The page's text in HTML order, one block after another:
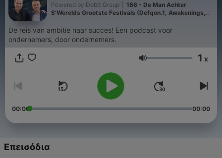
Powered by Debtt Group
166 - De Man Achter
S’Werelds Grootste Festivals (Defqon.1, Awakenings,
De reis van ambitie naar succes! Een podcast voor
ondernemers, door ondernemers.
Ένταση 1 x
00:00 00:00
Επεισόδια